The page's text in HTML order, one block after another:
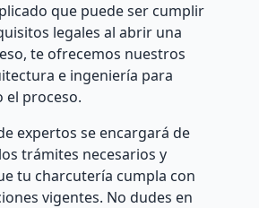
que puede ser cumplir
legales al abrir una
te ofrecemos nuestros
e ingeniería para
el proceso.
expertos se encargará de
trámites necesarios y
tu charcutería cumpla con
vigentes. No dudes en